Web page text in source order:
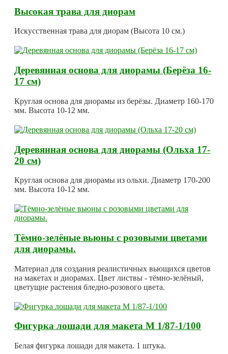
Высокая трава для диорам
Искусственная трава для диорам (Высота 10 см.)
Деревянная основа для диорамы (Берёза 16-
17 см)
Круглая основа для диорамы из берёзы. Диаметр 160-170
мм. Высота 10-12 мм.
Деревянная основа для диорамы (Ольха 17-
20 см)
Круглая основа для диорамы из ольхи. Диаметр 170-200
мм. Высота 10-12 мм.
Тёмно-зелёные вьюны с розовыми цветами
для диорамы.
Материал для создания реалистичных вьющихся цветов
на макетах и диорамах. Цвет листвы - тёмно-зелёный,
цветущие растения бледно-розового цвета.
Фигурка лошади для макета М 1/87-1/100
Белая фигурка лошади для макета. 1 штука.